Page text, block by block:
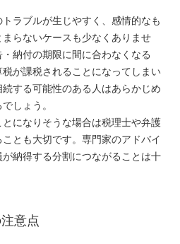
ラブルが生じやすく、感情的なも
らないケースも少なくありませ
納付の期限に間に合わなくなる
が課税されることになってしまい
する可能性のある人はあらかじめ
しょう。
になりそうな場合は税理士や弁護
とも大切です。専門家のアドバイ
納得する分割につながることは十
意点